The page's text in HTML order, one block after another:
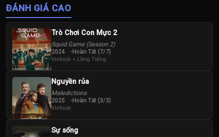
ĐÁNH GIÁ CAO
Trò Chơi Con Mực 2
Squid Game (Season 2)
2024 Hoàn Tất (7/7)
Vietsub + Lồng Tiếng
Nguyền rủa
Maledictions
2025 Hoàn Tất (3/3)
Vietsub
Sự sống